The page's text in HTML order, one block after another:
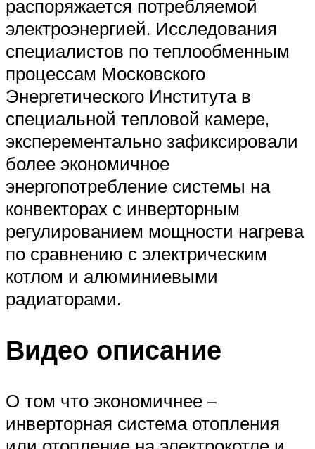
распоряжается потребляемой
электроэнергией. Исследования
специалистов по теплообменным
процессам Московского
Энергетического Института в
специальной тепловой камере,
эксперементально зафиксировали
более экономичное
энергопотребление системы на
конвекторах с инверторным
регулированием мощности нагрева
по сравнению с электрическим
котлом и алюминиевыми
радиаторами.
Видео описание
О том что экономичнее –
инверторная система отопления